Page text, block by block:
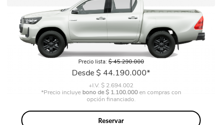
Precio
base
Precio lista:$ 45.290.000
Precio
Desde $ 44.190.000*
+I.V. $ 2.694.002
*Precio incluye bono de $ 1.100.000en compras con
opción financiado.
Reservar